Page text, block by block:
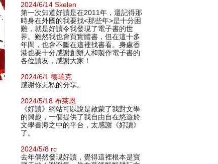
2024/6/14 Skelen
第一次知道好讀是在2011年，還記得那
時身在外國的我要找<那些年>是十分困
難，就是好讀令我發現了電子書的世
界。雖然我也會買實體書，但在這十多
年間，也會不斷在這裡找書看。身處香
港也要十分感謝創辦人和製作電子書的
各位讀友，感謝大家！
2024/6/1 德瑞克
感谢你无私的分享。
2024/5/18 布莱恩
《好讀》網站可以說是啟蒙了我對文學
的興趣，一個提供了我自由自在悠遊於
文學書海之中的平台，太感謝《好讀》
了。
2024/5/8 rc
去年偶然發現好讀，覺得這裡根本是寶